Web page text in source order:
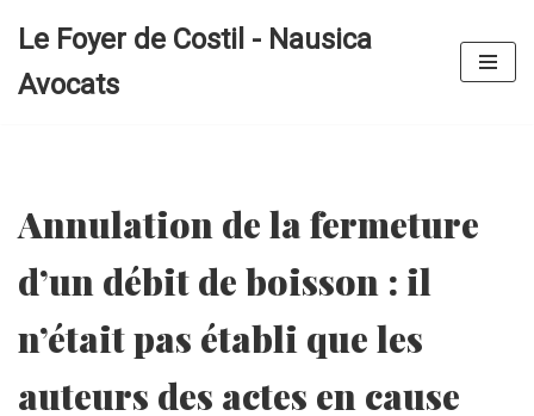
au
Le Foyer de Costil - Nausica
Avocats
Annulation de la fermeture
d’un débit de boisson : il
n’était pas établi que les
auteurs des actes en cause